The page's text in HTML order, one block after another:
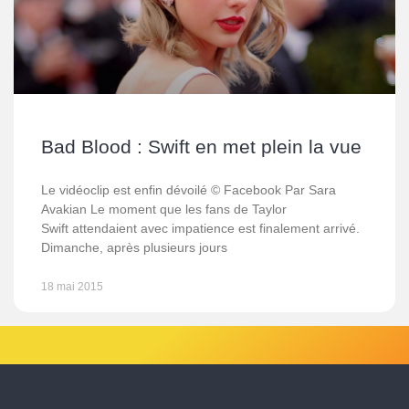
Bad Blood : Swift en met plein la vue
Le vidéoclip est enfin dévoilé © Facebook Par Sara
Avakian Le moment que les fans de Taylor
Swift attendaient avec impatience est finalement arrivé.
Dimanche, après plusieurs jours
18 mai 2015